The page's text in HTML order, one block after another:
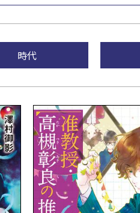
時代